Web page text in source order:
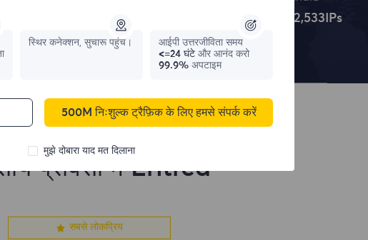
4,322,534 IPs
प्रॉक्सी में Eritrea
सबसे लोकप्रिय
स्थिर कनेक्शन, सुचारू पहुंच।
आईपी ​​उत्तरजीविता समय
<=24 घंटे और आनंद करो
99.9% अपटाइम
500M निःशुल्क ट्रैफ़िक के लिए हमसे संपर्क करें
मुझे दोबारा याद मत दिलाना